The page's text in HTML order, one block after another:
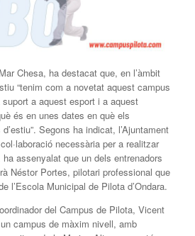
Chesa, ha destacat que, en l’àmbit
“tenim com a novetat aquest campus
a aquest esport i a aquest
és en unes dates en què els
Segons ha indicat, l’Ajuntament
necessària per a realitzar
assenyalat que un dels entrenadors
Néstor Portes, pilotari professional que
l’Escola Municipal de Pilota d’Ondara.
del Campus de Pilota, Vicent
campus de màxim nivell, amb